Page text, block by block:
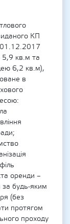
КП
01.12.2017
кв.м та
6,2 кв.м),
в
оренди –
будь-яким
(без
протягом
проходу